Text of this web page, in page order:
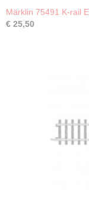
Märklin 75491 K-rail
€ 25,50